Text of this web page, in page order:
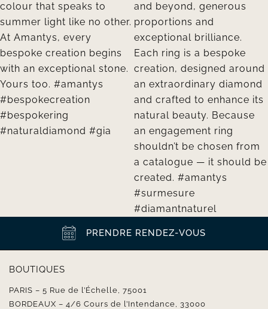
PRENDRE RENDEZ-VOUS
BOUTIQUES
PARIS – 5 Rue de l’Échelle, 75001
BORDEAUX – 4/6 Cours de l’Intendance, 33000